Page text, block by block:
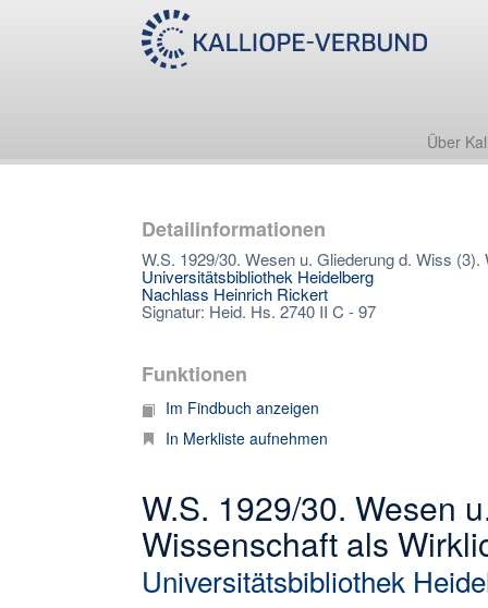
Über
Detailinformationen
W.S. 1929/30. Wesen u. Gliederung d. Wiss
Universitätsbibliothek Heidelberg
Nachlass Heinrich Rickert
Signatur: Heid. Hs. 2740 II C - 97
Funktionen
Im Findbuch anzeigen
In Merkliste aufnehmen
W.S. 1929/30. Wesen
Wissenschaft als
Universitätsbibliothek